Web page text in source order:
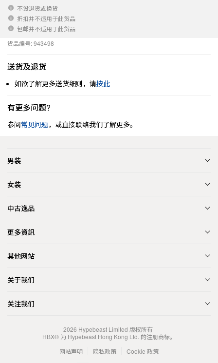
不设退货或换货
折扣并不适用于此货品
包邮并不适用于此货品
货品编号: 943498
送货及退货
如欲了解更多送货细则，请按此
有更多问题?
参阅常见问题，或直接联络我们了解更多。
男装
女装
中古逸品
更多資訊
其他网站
关于我们
关注我们
2026 Hypebeast Limited 版权所有
HBX® 为 Hypebeast Hong Kong Ltd. 的注册商标。
网站声明
隐私政策
Cookie 政策